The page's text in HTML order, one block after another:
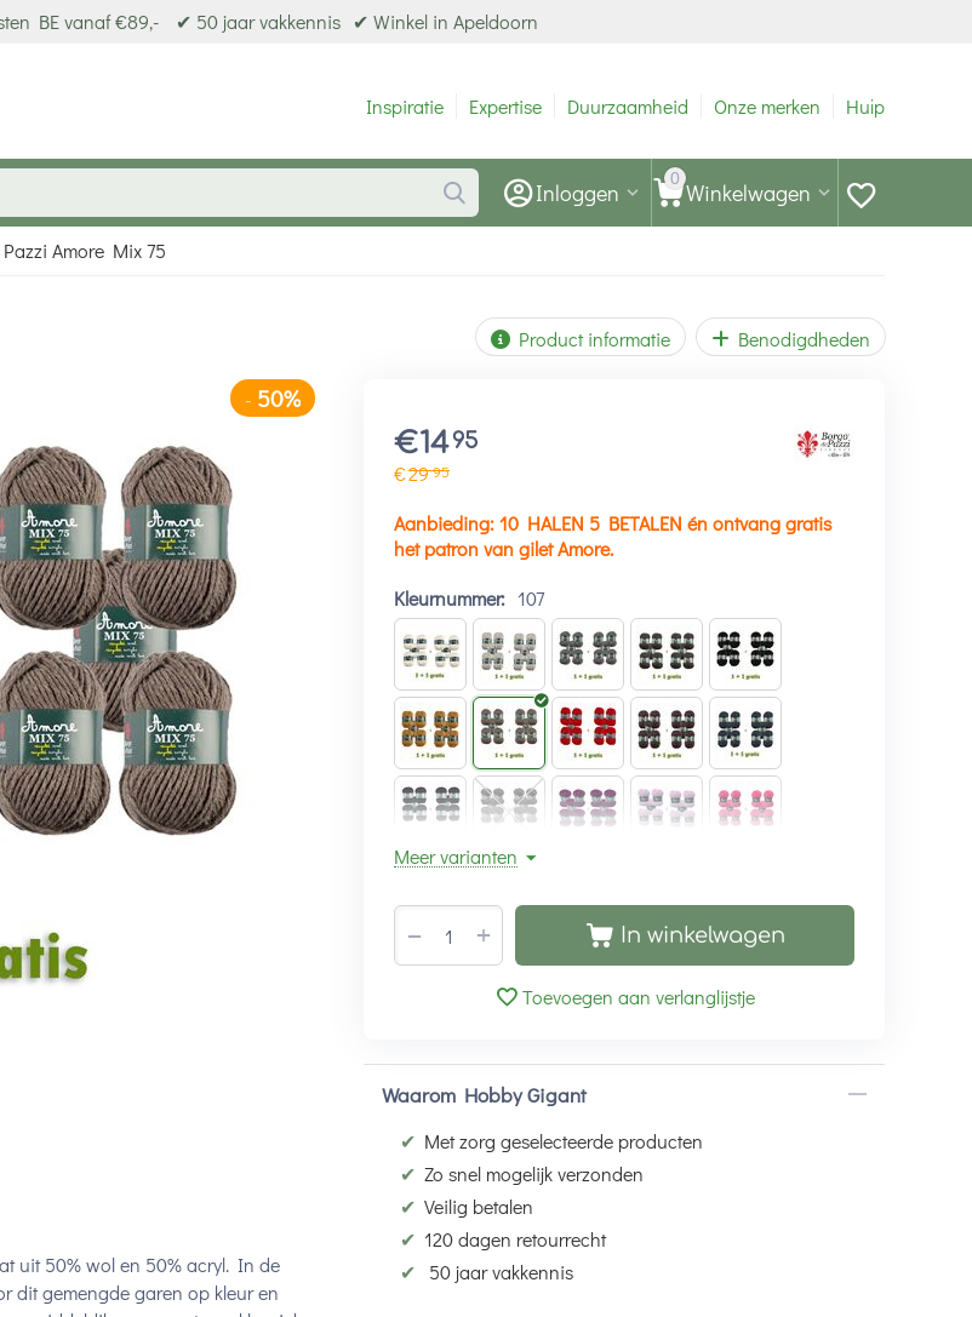
BE vanaf €89,- ✔ 50 jaar vakkennis ✔ Winkel in Apeldoorn
Inspiratie Expertise Duurzaamheid Onze merken Hulp
0 Winkelwagen
Inloggen
Amore Mix 75
Product informatie Benodigdheden
€1495
€2995
Aanbieding: 10 HALEN 5 BETALEN én ontvang gratis
het patron van gilet Amore.
Kleurnummer: 107
Meer varianten
+
− In winkelwagen
Toevoegen aan verlanglijstje
Waarom Hobby Gigant
✔ Met zorg geselecteerde producten
✔ Zo snel mogelijk verzonden
✔ Veilig betalen
✔ 120 dagen retourrecht
✔
50 jaar vakkennis
uit 50% wol en 50% acryl. In de
dit gemengde garen op kleur en